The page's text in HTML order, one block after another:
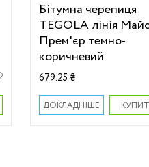
Бітумна черепиця
TEGOLA лінія
Прем'єр темно-
коричневий
679.25 ₴
ДОКЛАДНІШЕ